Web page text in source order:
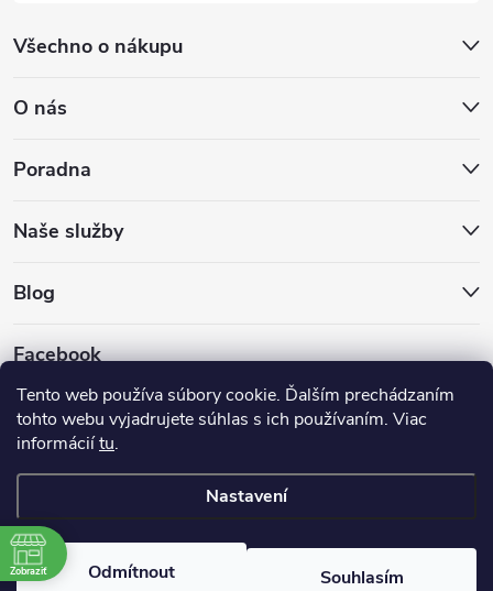
Tento web používa súbory cookie. Ďalším prechádzaním
tohto webu vyjadrujete súhlas s ich používaním. Viac
informáciítu.
Nastavení
Odmítnout Souhlasím
Všechno o nákupu
O nás
Poradna
Naše služby
Blog
Facebook
Copyright 2026 Hokejovekorcule.sk. Všechna práva vyhrazena.
Zobraziť